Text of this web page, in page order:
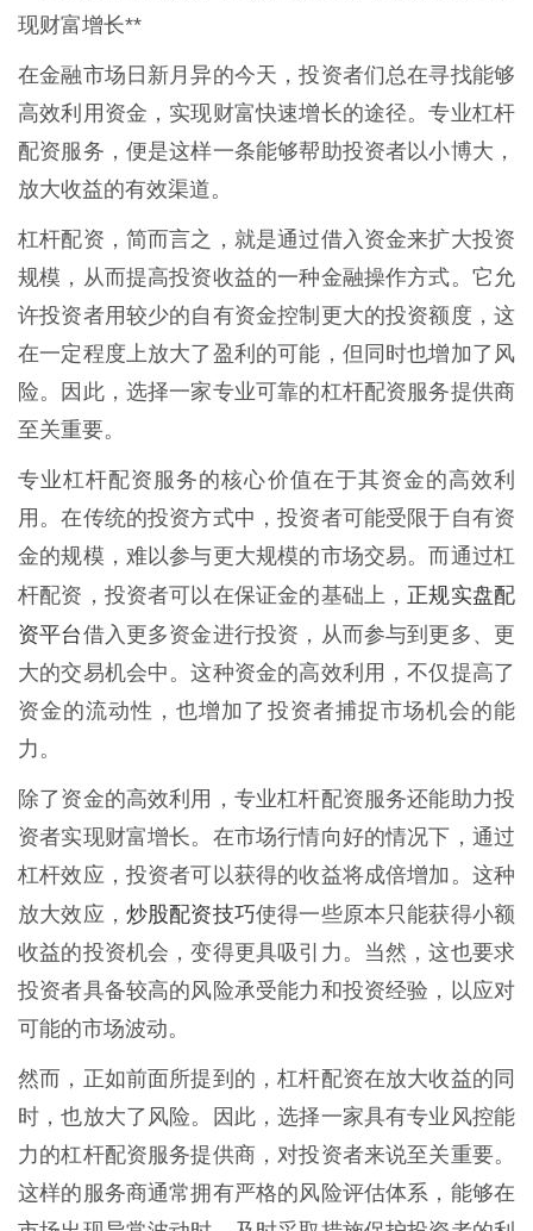
现财富增长**
在金融市场日新月异的今天，投资者们总在寻找能够
高效利用资金，实现财富快速增长的途径。专业杠杆
配资服务，便是这样一条能够帮助投资者以小博大，
放大收益的有效渠道。
杠杆配资，简而言之，就是通过借入资金来扩大投资
规模，从而提高投资收益的一种金融操作方式。它允
许投资者用较少的自有资金控制更大的投资额度，这
在一定程度上放大了盈利的可能，但同时也增加了风
险。因此，选择一家专业可靠的杠杆配资服务提供商
至关重要。
专业杠杆配资服务的核心价值在于其资金的高效利
用。在传统的投资方式中，投资者可能受限于自有资
金的规模，难以参与更大规模的市场交易。而通过杠
杆配资，投资者可以在保证金的基础上， 正规实盘配
资平台借入更多资金进行投资，从而参与到更多、更
大的交易机会中。这种资金的高效利用，不仅提高了
资金的流动性，也增加了投资者捕捉市场机会的能
力。
除了资金的高效利用，专业杠杆配资服务还能助力投
资者实现财富增长。在市场行情向好的情况下，通过
杠杆效应，投资者可以获得的收益将成倍增加。这种
放大效应， 炒股配资技巧使得一些原本只能获得小额
收益的投资机会，变得更具吸引力。当然，这也要求
投资者具备较高的风险承受能力和投资经验，以应对
可能的市场波动。
然而，正如前面所提到的，杠杆配资在放大收益的同
时，也放大了风险。因此，选择一家具有专业风控能
力的杠杆配资服务提供商，对投资者来说至关重要。
这样的服务商通常拥有严格的风险评估体系，能够在